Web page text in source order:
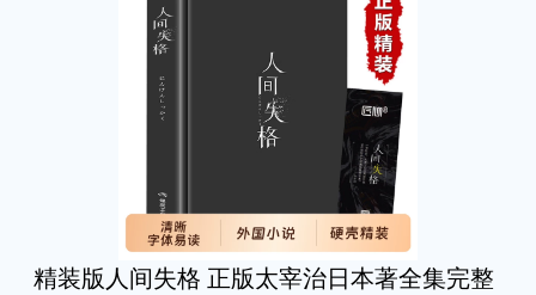
精装版人间失格 正版太宰治日本著全集完整